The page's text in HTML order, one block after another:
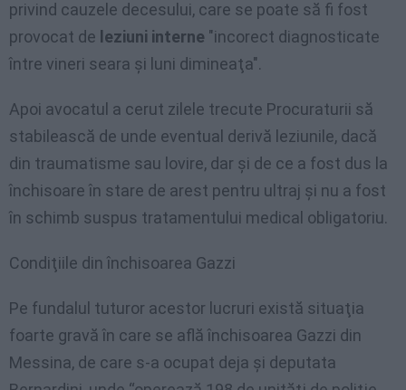
privind cauzele decesului, care se poate să fi fost
provocat de leziuni interne "incorect diagnosticate
între vineri seara şi luni dimineaţa".
Apoi avocatul a cerut zilele trecute Procuraturii să
stabilească de unde eventual derivă leziunile, dacă
din traumatisme sau lovire, dar şi de ce a fost dus la
închisoare în stare de arest pentru ultraj şi nu a fost
în schimb suspus tratamentului medical obligatoriu.
Condiţiile din închisoarea Gazzi
Pe fundalul tuturor acestor lucruri există situaţia
foarte gravă în care se află închisoarea Gazzi din
Messina, de care s-a ocupat deja şi deputata